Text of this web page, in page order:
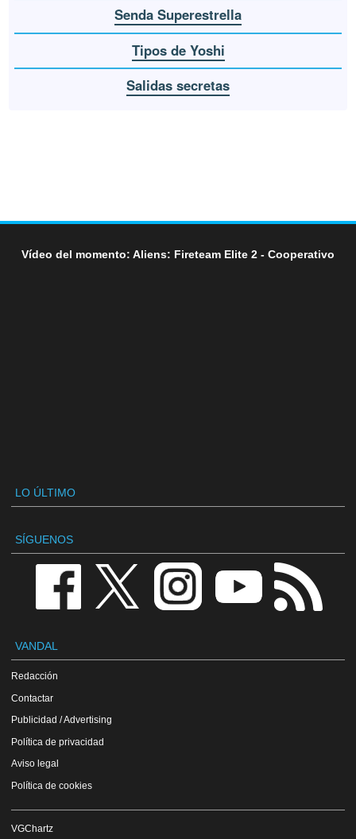
Senda Superestrella
Tipos de Yoshi
Salidas secretas
Vídeo del momento: Aliens: Fireteam Elite 2 - Cooperativo
LO ÚLTIMO
SÍGUENOS
VANDAL
Redacción
Contactar
Publicidad / Advertising
Política de privacidad
Aviso legal
Política de cookies
VGChartz